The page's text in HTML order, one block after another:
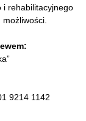
i rehabilitacyjnego
9214 1142